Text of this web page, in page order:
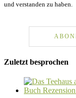
und verstanden zu haben.
Zuletzt besprochen